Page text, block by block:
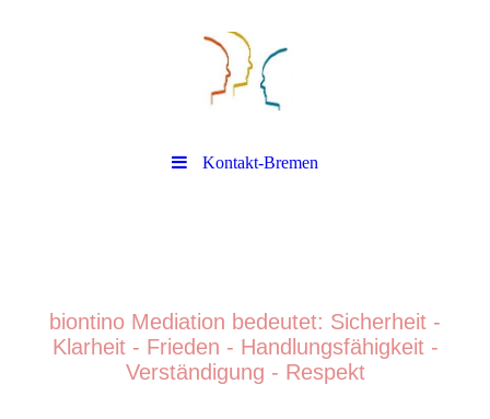
Kontakt-Bremen
biontino Mediation bedeutet: Sicherheit -
Klarheit - Frieden - Handlungsfähigkeit -
Verständigung - Respekt